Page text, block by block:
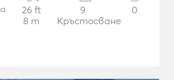
26 ft
8 m
9
Кръстосване
0